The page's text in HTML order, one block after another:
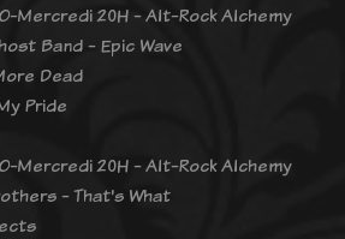
Mercredi 20H - Alt-Rock Alchemy
Band - Epic Wave
Dead
Pride
Mercredi 20H - Alt-Rock Alchemy
- That's What